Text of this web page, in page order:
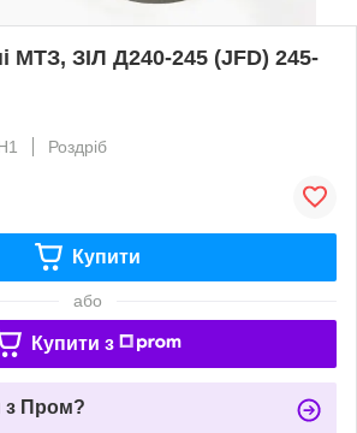
МТЗ, ЗІЛ Д240-245 (JFD) 245-
Роздріб
Купити
або
Купити з
з Пром?